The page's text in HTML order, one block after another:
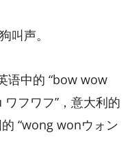
叫声。
语中的 “bow wow
フワフ”，意大利的
“wong wonウォン